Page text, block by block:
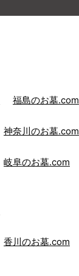
福島のお墓.com
神奈川のお墓.com
岐阜のお墓.com
香川のお墓.com